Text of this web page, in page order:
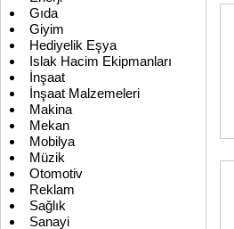
Gıda
Giyim
Hediyelik Eşya
Islak Hacim Ekipmanları
İnşaat
İnşaat Malzemeleri
Makina
Mekan
Mobilya
Müzik
Otomotiv
Reklam
Sağlık
Sanayi